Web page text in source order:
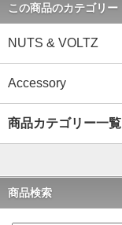
この商品のカテゴリー
NUTS & VOLTZ
Accessory
商品カテゴリー一覧
商品検索